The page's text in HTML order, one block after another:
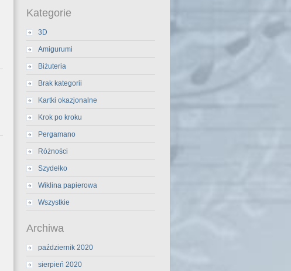
Kategorie
3D
Amigurumi
Biżuteria
Brak kategorii
Kartki okazjonalne
Krok po kroku
Pergamano
Różności
Szydełko
Wiklina papierowa
Wszystkie
Archiwa
październik 2020
sierpień 2020